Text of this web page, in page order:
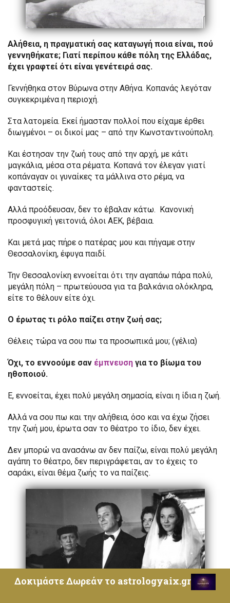
Αλήθεια, η πραγματική σας καταγωγή ποια είναι, πού
γεννηθήκατε; Γιατί περίπου κάθε πόλη της Ελλάδας,
έχει γραφτεί ότι είναι γενέτειρά σας.
Γεννήθηκα στον Βύρωνα στην Αθήνα. Κοπανάς λεγόταν
συγκεκριμένα η περιοχή.
Στα λατομεία. Εκεί ήμασταν πολλοί που είχαμε έρθει
διωγμένοι – οι δικοί μας – από την Κωνσταντινούπολη.
Και έστησαν την ζωή τους από την αρχή, με κάτι
μαγκάλια, μέσα στα ρέματα. Κοπανά τον έλεγαν γιατί
κοπάναγαν οι γυναίκες τα μάλλινα στο ρέμα, να
φανταστείς.
Αλλά προόδευσαν, δεν το έβαλαν κάτω. Κανονική
προσφυγική γειτονιά, όλοι ΑΕΚ, βέβαια.
Και μετά μας πήρε ο πατέρας μου και πήγαμε στην
Θεσσαλονίκη, έφυγα παιδί.
Την Θεσσαλονίκη εννοείται ότι την αγαπάω πάρα πολύ,
μεγάλη πόλη – πρωτεύουσα για τα βαλκάνια ολόκληρα,
είτε το θέλουν είτε όχι.
Ο έρωτας τι ρόλο παίζει στην ζωή σας;
Θέλεις τώρα να σου πω τα προσωπικά μου; (γέλια)
Όχι, το εννοούμε σαν έμπνευση για το βίωμα του
ηθοποιού.
Ε, εννοείται, έχει πολύ μεγάλη σημασία, είναι η ίδια η ζωή.
Αλλά να σου πω και την αλήθεια, όσο και να έχω ζήσει
την ζωή μου, έρωτα σαν το θέατρο το ίδιο, δεν έχει.
Δεν μπορώ να ανασάνω αν δεν παίζω, είναι πολύ μεγάλη
αγάπη το θέατρο, δεν περιγράφεται, αν το έχεις το
σαράκι, είναι θέμα ζωής το να παίζεις.
Δοκιμάστε Δωρεάν το astrologyaix.gr